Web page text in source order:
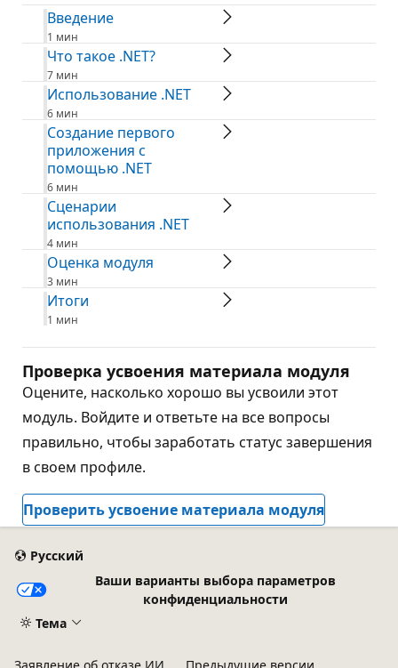
Введение
1 мин
Что такое .NET?
7 мин
Использование .NET
6 мин
Создание первого
приложения с
помощью .NET
6 мин
Сценарии
использования .NET
4 мин
Оценка модуля
3 мин
Итоги
1 мин
Проверка усвоения материала модуля
Оцените, насколько хорошо вы усвоили этот
модуль. Войдите и ответьте на все вопросы
правильно, чтобы заработать статус завершения
в своем профиле.
Проверить усвоение материала модуля
Русский
Ваши варианты выбора параметров
конфиденциальности
Тема